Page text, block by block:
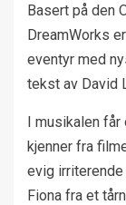
Basert på den
DreamWorks
eventyr med
tekst av David
I musikalen får
kjenner fra
evig
Fiona fra et